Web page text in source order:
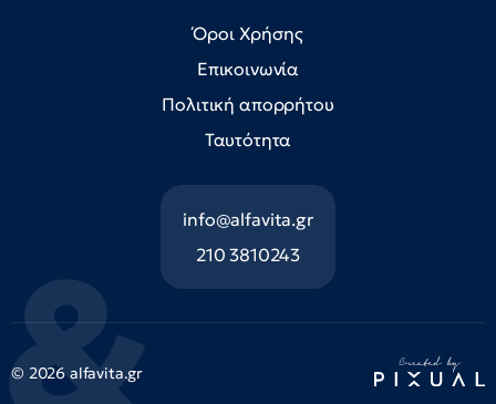
Όροι Χρήσης
Επικοινωνία
Πολιτική απορρήτου
Ταυτότητα
info@alfavita.gr
210 3810243
© 2026 alfavita.gr